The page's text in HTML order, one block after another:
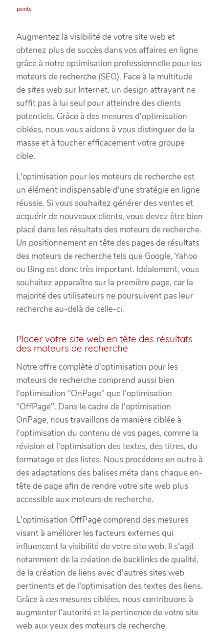
pointe
Augmentez la visibilité de votre site web et
obtenez plus de succès dans vos affaires en ligne
grâce à notre optimisation professionnelle pour les
moteurs de recherche (SEO). Face à la multitude
de sites web sur Internet, un design attrayant ne
suffit pas à lui seul pour atteindre des clients
potentiels. Grâce à des mesures d'optimisation
ciblées, nous vous aidons à vous distinguer de la
masse et à toucher efficacement votre groupe
cible.
L'optimisation pour les moteurs de recherche est
un élément indispensable d'une stratégie en ligne
réussie. Si vous souhaitez générer des ventes et
acquérir de nouveaux clients, vous devez être bien
placé dans les résultats des moteurs de recherche.
Un positionnement en tête des pages de résultats
des moteurs de recherche tels que Google, Yahoo
ou Bing est donc très important. Idéalement, vous
souhaitez apparaître sur la première page, car la
majorité des utilisateurs ne poursuivent pas leur
recherche au-delà de celle-ci.
Placer votre site web en tête des résultats
des moteurs de recherche
Notre offre complète d'optimisation pour les
moteurs de recherche comprend aussi bien
l'optimisation "OnPage" que l'optimisation
"OffPage". Dans le cadre de l'optimisation
OnPage, nous travaillons de manière ciblée à
l'optimisation du contenu de vos pages, comme la
révision et l'optimisation des textes, des titres, du
formatage et des listes. Nous procédons en outre à
des adaptations des balises méta dans chaque en-
tête de page afin de rendre votre site web plus
accessible aux moteurs de recherche.
L'optimisation OffPage comprend des mesures
visant à améliorer les facteurs externes qui
influencent la visibilité de votre site web. Il s'agit
notamment de la création de backlinks de qualité,
de la création de liens avec d'autres sites web
pertinents et de l'optimisation des textes des liens.
Grâce à ces mesures ciblées, nous contribuons à
augmenter l'autorité et la pertinence de votre site
web aux yeux des moteurs de recherche.